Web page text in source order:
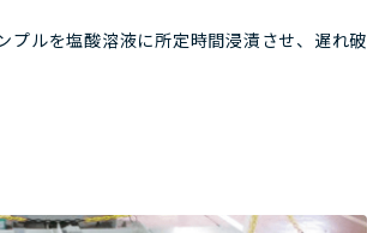
プルを塩酸溶液に所定時間浸漬させ、遅れ破